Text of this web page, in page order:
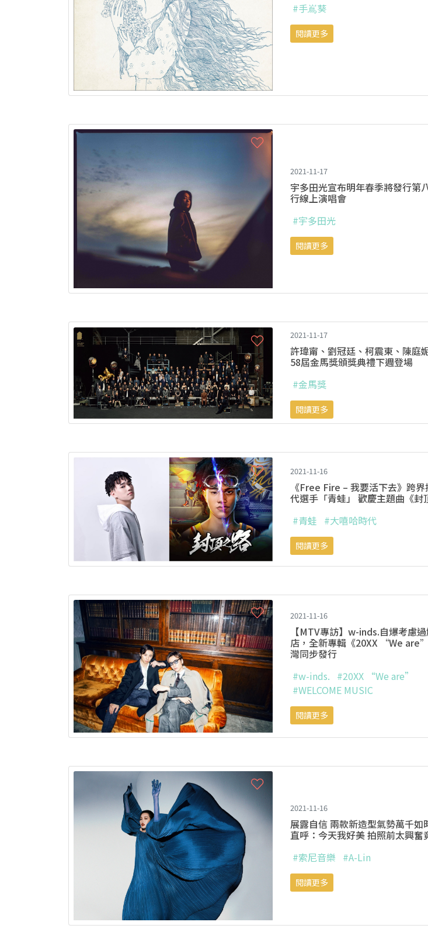
#手嶌葵
閱讀更多
2021-11-17
宇多田光宣布明年春季將發行第
行線上演唱會
#宇多田光
閱讀更多
2021-11-17
許瑋甯、劉冠廷、柯震東、陳庭
58屆金馬獎頒獎典禮下週登場
#金馬獎
閱讀更多
2021-11-16
《Free Fire – 我要活下去》跨
代選手「青蛙」 歡慶主題曲《封
#青蛙 #大嘻哈時代
閱讀更多
2021-11-16
【MTV專訪】w-inds.自爆考慮
店，全新專輯《20XX “We
灣同步發行
#w-inds. #20XX “We are”
#WELCOME MUSIC
閱讀更多
2021-11-16
展露自信 兩款新造型氣勢萬千如
直呼：今天我好美 拍照前太興奮
#索尼音樂 #A-Lin
閱讀更多